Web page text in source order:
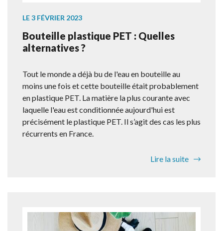
LE 3 FÉVRIER 2023
Bouteille plastique PET : Quelles
alternatives ?
Tout le monde a déjà bu de l'eau en bouteille au
moins une fois et cette bouteille était probablement
en plastique PET. La matière la plus courante avec
laquelle l'eau est conditionnée aujourd'hui est
précisément le plastique PET. Il s’agit des cas les plus
récurrents en France.
Lire la suite